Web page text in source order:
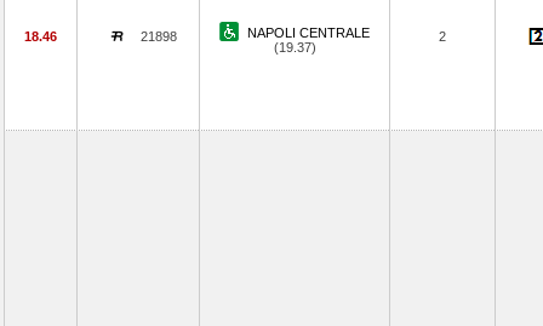
18.46 21898
NAPOLI CENTRALE
(19.37)
2